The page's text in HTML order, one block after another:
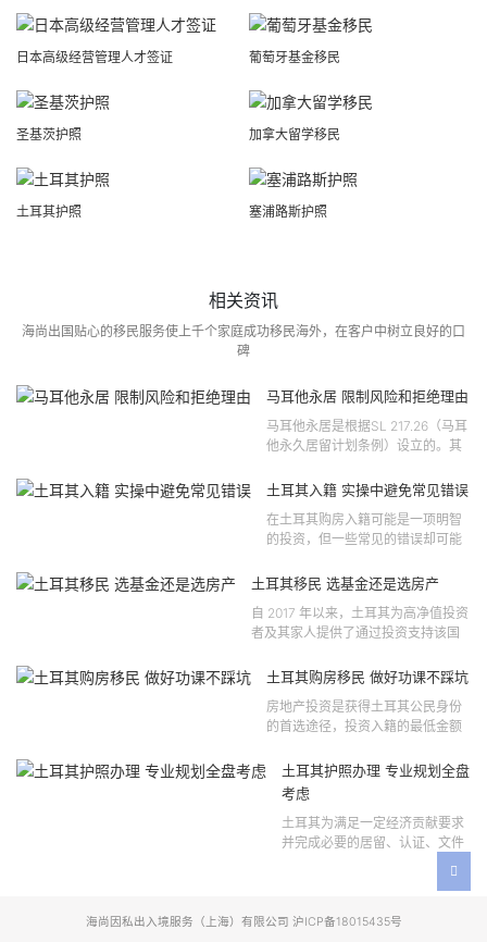
日本高级经营管理人才签证 葡萄牙基金移民
圣基茨护照 加拿大留学移民
土耳其护照 塞浦路斯护照
相关资讯
海尚出国贴心的移民服务使上千个家庭成功移民海外，在客户中树立良好的口
碑
马耳他永居 限制风险和拒绝理由
马耳他永居是根据SL 217.26（马耳
他永久居留计划条例）设立的。其
121 号法律公告，并随后根据2024
土耳其入籍 实操中避免常见错误
在土耳其购房入籍可能是一项明智
的投资，但一些常见的错误却可能
失。许多投资者轻信营销宣传或不
土耳其移民 选基金还是选房产
自 2017 年以来，土耳其为高净值投资
者及其家人提供了通过投资支持该国
会。 该计划的一大亮点在于其涵盖广
土耳其购房移民 做好功课不踩坑
房地产投资是获得土耳其公民身份
的首选途径，投资入籍的最低金额
二手房产。这一门槛自2019年调整
以来一直未变，适用于经持牌...
土耳其护照办理 专业规划全盘
考虑
土耳其为满足一定经济贡献要求
并完成必要的居留、认证、文件
准备和入籍申请步骤的外国投资
海尚因私出入境服务（上海）有限公司 沪ICP备18015435号